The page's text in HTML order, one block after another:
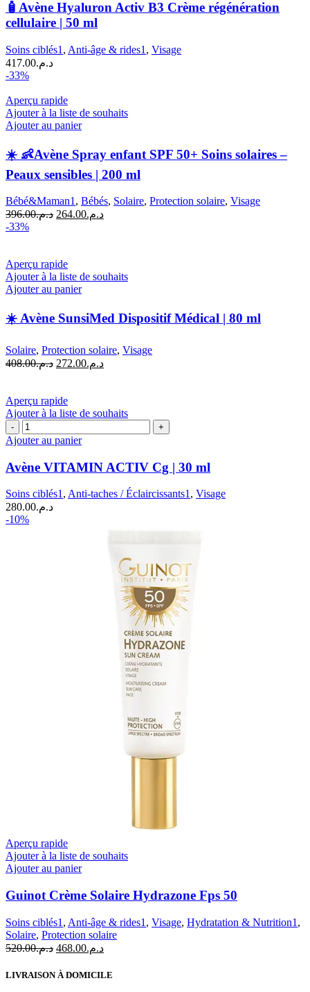
Avène
Hyaluron
Activ
Crème
régénération
cellulaire
50
ml
🧴Avène Hyaluron Activ B3 Crème régénération
cellulaire | 50 ml
Soins ciblés1 , Anti-âge & rides1 , Visage
د.م.417.00
-33%
Aperçu rapide
Ajouter à la liste de souhaits
Ajouter au panier
☀️ 👶Avène Spray enfant SPF 50+ Soins solaires –
Peaux sensibles | 200 ml
Bébé&Maman1, Bébés, Solaire, Protection solaire, Visage
د.م.396.00
Le
د.م.264.00
Le
-33%
Aperçu rapide
Ajouter à la liste de souhaits
Ajouter au panier
☀️ Avène SunsiMed Dispositif Médical | 80 ml
Solaire, Protection solaire, Visage
د.م.408.00
Le
était :
د.م.408.00.
د.م.272.00
Le
Aperçu rapide
Ajouter à la liste de souhaits
quantité
de
VITAMIN
ACTIV
|
30
ml
Ajouter au panier
Avène VITAMIN ACTIV Cg | 30 ml
Soins ciblés1 , Anti-taches / Éclaircissants1 , Visage
د.م.280.00
-10%
Aperçu rapide
Ajouter à la liste de souhaits
Ajouter au panier
Guinot Crème Solaire Hydrazone Fps 50
Soins ciblés1 , Anti-âge & rides1 , Visage, Hydratation & Nutrition1 ,
Solaire, Protection solaire
د.م.520.00
Le
initial
د.م.468.00
Le
actuel
LIVRAISON À DOMICILE